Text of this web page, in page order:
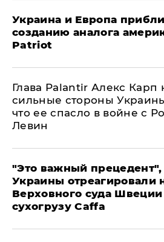
Украина и Европа
созданию аналога
Patriot
Глава Palantir Алекс Карп
сильные стороны
что ее спасло в войне с
Левин
"Это важный
Украины отреагировали
Верховного суда
сухогрузу Caffa